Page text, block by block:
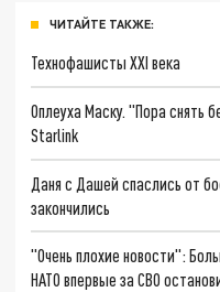
ЧИТАЙТЕ ТАКЖЕ:
Технофашисты XXI века
Оплеуха Маску. "Пора снять
Starlink
Даня с Дашей спаслись от
закончились
"Очень плохие новости":
НАТО впервые за СВО